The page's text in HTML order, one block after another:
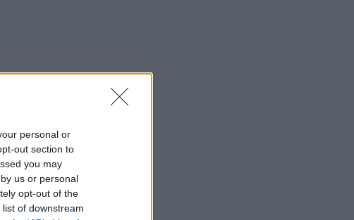
personal or
out section to
you may
us or personal
opt-out of the
of downstream